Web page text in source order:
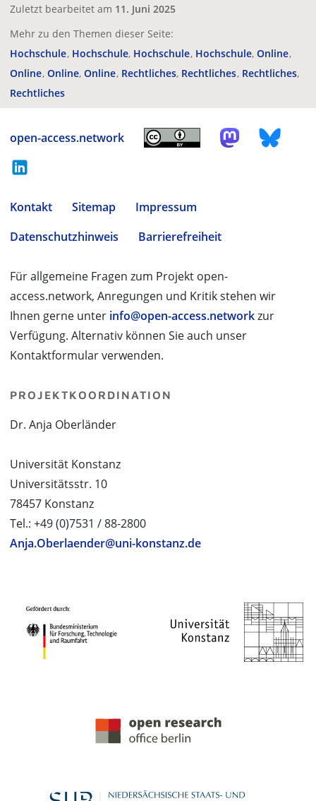
Zuletzt bearbeitet am 11. Juni 2025
Mehr zu den Themen dieser Seite:
Hochschule Hochschule Hochschule Hochschule Online
Online Online Online Rechtliches Rechtliches Rechtliches
Rechtliches
open-access.network
Kontakt Sitemap
Impressum
Datenschutzhinweis
Barrierefreiheit
Für allgemeine Fragen zum Projekt open-
access.network, Anregungen und Kritik stehen wir
Ihnen gerne unter info@open-access.networkzur
Verfügung. Alternativ können Sie auch unser
Kontaktformular verwenden.
PROJEKTKOORDINATION
Dr. Anja Oberländer
Universität Konstanz
Universitätsstr. 10
78457 Konstanz
Tel.: +49 (0)7531 / 88-2800
Anja.Oberlaender@uni-konstanz.de